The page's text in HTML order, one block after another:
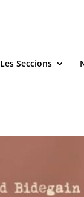
Les Seccions